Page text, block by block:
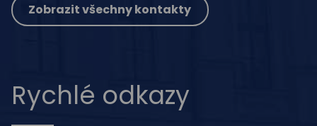
Zobrazit všechny kontakty
Rychlé odkazy